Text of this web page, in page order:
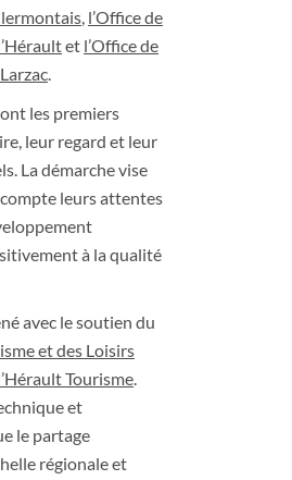
, l’Office de
et l’Office de
.
les premiers
leur regard et leur
La démarche vise
leurs attentes
à la qualité
avec le soutien du
et des Loisirs
Tourisme.
et
le partage
régionale et